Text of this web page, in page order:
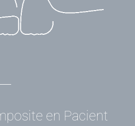
dental / Per admin
en Pacient